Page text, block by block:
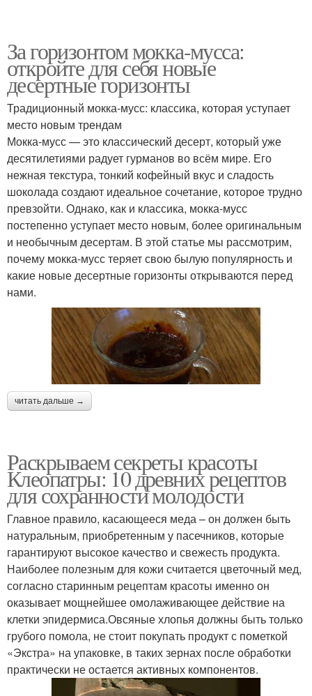
За горизонтом мокка-мусса:
откройте для себя новые
десертные горизонты
Традиционный мокка-мусс: классика, которая уступает
место новым трендам
Мокка-мусс — это классический десерт, который уже
десятилетиями радует гурманов во всём мире. Его
нежная текстура, тонкий кофейный вкус и сладость
шоколада создают идеальное сочетание, которое трудно
превзойти. Однако, как и классика, мокка-мусс
постепенно уступает место новым, более оригинальным
и необычным десертам. В этой статье мы рассмотрим,
почему мокка-мусс теряет свою былую популярность и
какие новые десертные горизонты открываются перед
нами.
читать дальше →
Раскрываем секреты красоты
Клеопатры: 10 древних рецептов
для сохранности молодости
Главное правило, касающееся меда – он должен быть
натуральным, приобретенным у пасечников, которые
гарантируют высокое качество и свежесть продукта.
Наиболее полезным для кожи считается цветочный мед,
согласно старинным рецептам красоты именно он
оказывает мощнейшее омолаживающее действие на
клетки эпидермиса.Овсяные хлопья должны быть только
грубого помола, не стоит покупать продукт с пометкой
«Экстра» на упаковке, в таких зернах после обработки
практически не остается активных компонентов.